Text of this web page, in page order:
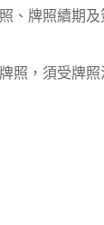
、牌照續期
照，須受牌